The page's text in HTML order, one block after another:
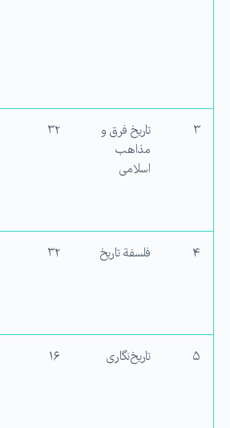
۳
تاریخ فرق و
مذاهب
اسلامی
۳۲
۴ فلسفة تاریخ ۳۲
۵ تاریخ‌نگاری ۱۶